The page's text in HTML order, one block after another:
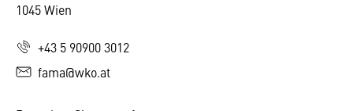
1045 Wien
+43 5 90900 3012
fama@wko.at